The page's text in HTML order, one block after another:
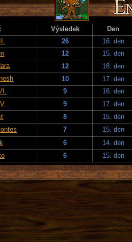
Výsledek
Den
26
16. den
12
15. den
12
18. den
10
17. den
9
16. den
9
17. den
8
15. den
7
15. den
6
14. den
6 15. den